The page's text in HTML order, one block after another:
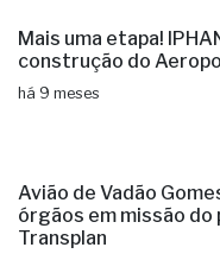
Mais uma etapa!
construção do
há 9 meses
Avião de Vadão
órgãos em missão do
Transplan